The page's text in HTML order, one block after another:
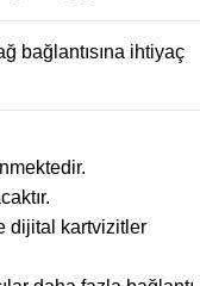
bağlantısına ihtiyaç
dijital kartvizitler